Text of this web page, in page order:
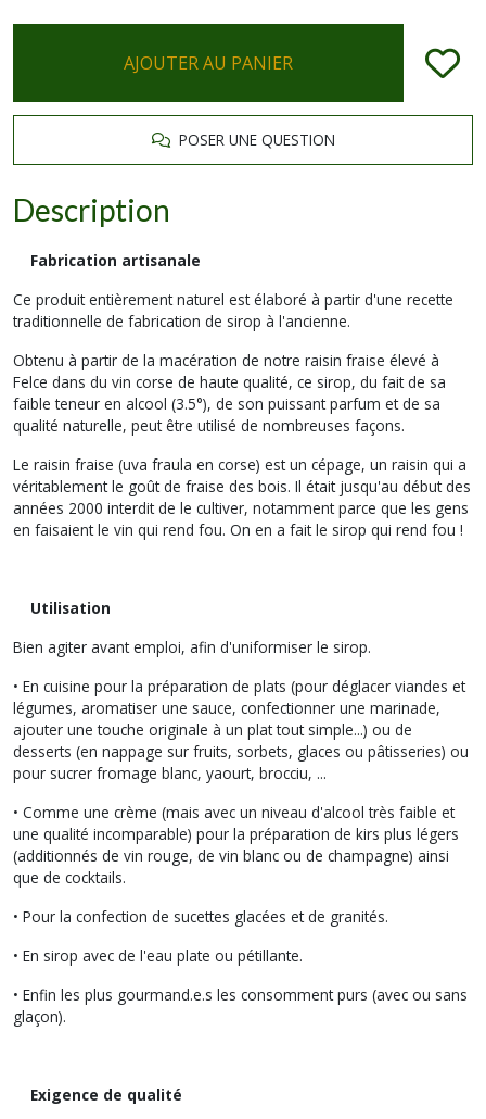
AJOUTER AU PANIER
POSER UNE QUESTION
Description
Fabrication artisanale
Ce produit entièrement naturel est élaboré à partir d'une recette
traditionnelle de fabrication de sirop à l'ancienne.
Obtenu à partir de la macération de notre raisin fraise élevé à
Felce dans du vin corse de haute qualité, ce sirop, du fait de sa
faible teneur en alcool (3.5°), de son puissant parfum et de sa
qualité naturelle, peut être utilisé de nombreuses façons.
Le raisin fraise (uva fraula en corse) est un cépage, un raisin qui a
véritablement le goût de fraise des bois. Il était jusqu'au début des
années 2000 interdit de le cultiver, notamment parce que les gens
en faisaient le vin qui rend fou. On en a fait le sirop qui rend fou !
Utilisation
Bien agiter avant emploi, afin d'uniformiser le sirop.
• En cuisine pour la préparation de plats (pour déglacer viandes et
légumes, aromatiser une sauce, confectionner une marinade,
ajouter une touche originale à un plat tout simple...) ou de
desserts (en nappage sur fruits, sorbets, glaces ou pâtisseries) ou
pour sucrer fromage blanc, yaourt, brocciu, ...
• Comme une crème (mais avec un niveau d'alcool très faible et
une qualité incomparable) pour la préparation de kirs plus légers
(additionnés de vin rouge, de vin blanc ou de champagne) ainsi
que de cocktails.
• Pour la confection de sucettes glacées et de granités.
• En sirop avec de l'eau plate ou pétillante.
• Enfin les plus gourmand.e.s les consomment purs (avec ou sans
glaçon).
Exigence de qualité